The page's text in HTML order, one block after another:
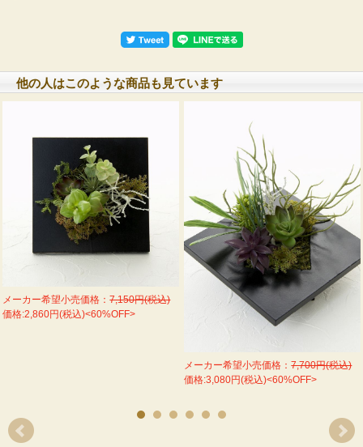
他の人はこのような商品も見ています
メーカー希望小売価格：7,150円(税込)
価格:2,860円(税込)<60%OFF>
メーカー希望小売価格：7,700円(税込)
価格:3,080円(税込)<60%OFF>